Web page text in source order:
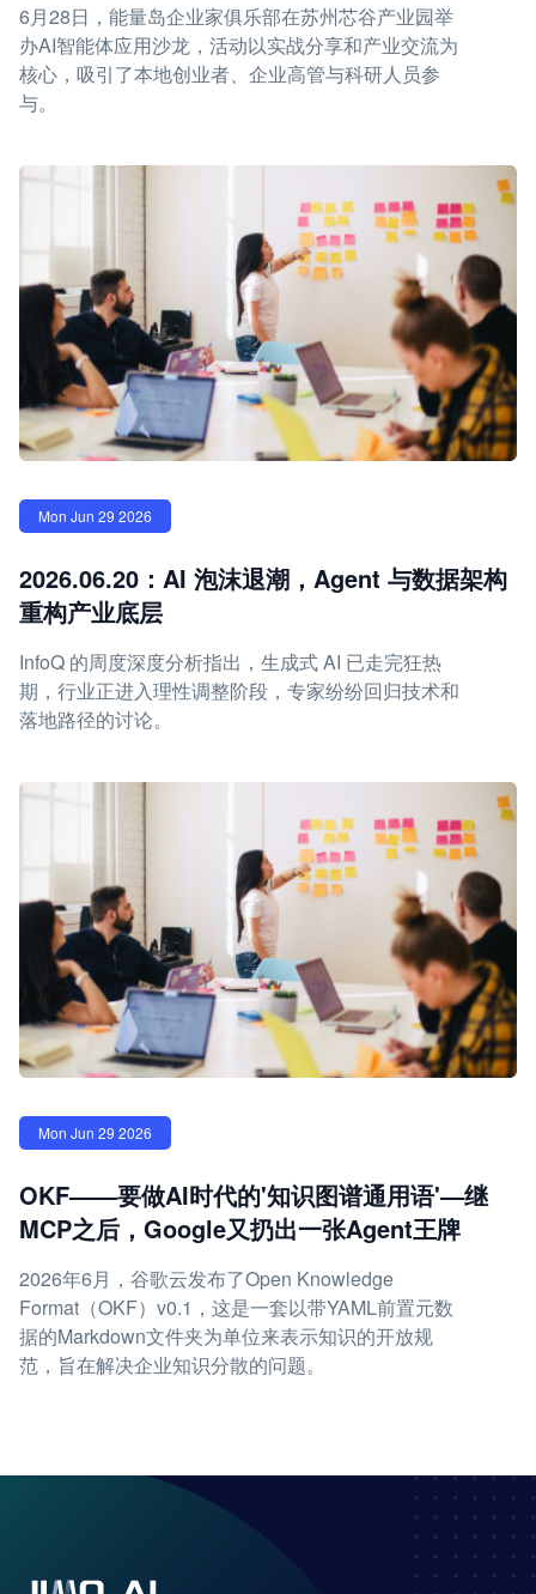
6月28日，能量岛企业家俱乐部在苏州芯谷产业园举
办AI智能体应用沙龙，活动以实战分享和产业交流为
核心，吸引了本地创业者、企业高管与科研人员参
与。
Mon Jun 29 2026
2026.06.20：AI 泡沫退潮，Agent 与数据架构
重构产业底层
InfoQ 的周度深度分析指出，生成式 AI 已走完狂热
期，行业正进入理性调整阶段，专家纷纷回归技术和
落地路径的讨论。
Mon Jun 29 2026
OKF——要做AI时代的'知识图谱通用语'—继
MCP之后，Google又扔出一张Agent王牌
2026年6月，谷歌云发布了Open Knowledge
Format（OKF）v0.1，这是一套以带YAML前置元数
据的Markdown文件夹为单位来表示知识的开放规
范，旨在解决企业知识分散的问题。